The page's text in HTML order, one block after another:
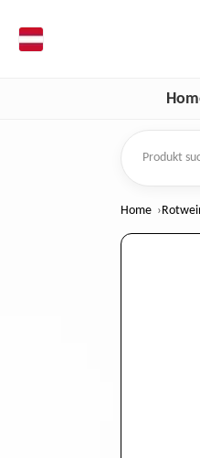
Produkt suchen
Home